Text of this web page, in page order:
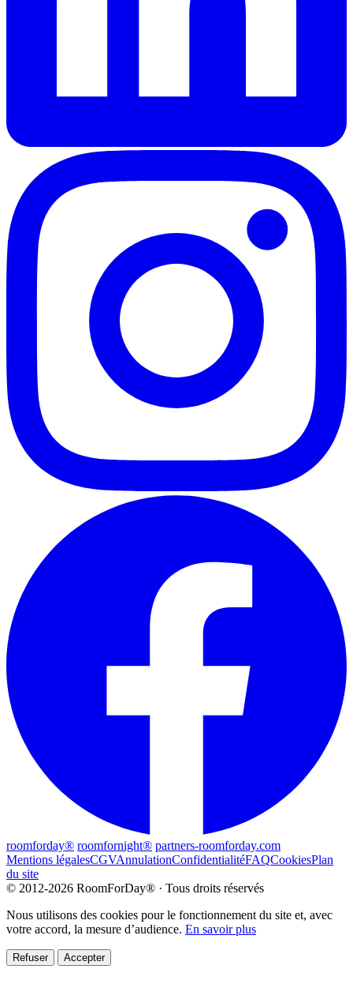
roomforday® roomfornight® partners-roomforday.com
Mentions légalesCGVAnnulationConfidentialitéFAQCookiesPlan
du site
© 2012-2026 RoomForDay® · Tous droits réservés
Nous utilisons des cookies pour le fonctionnement du site et, avec
votre accord, la mesure d’audience. En savoir plus
Refuser Accepter